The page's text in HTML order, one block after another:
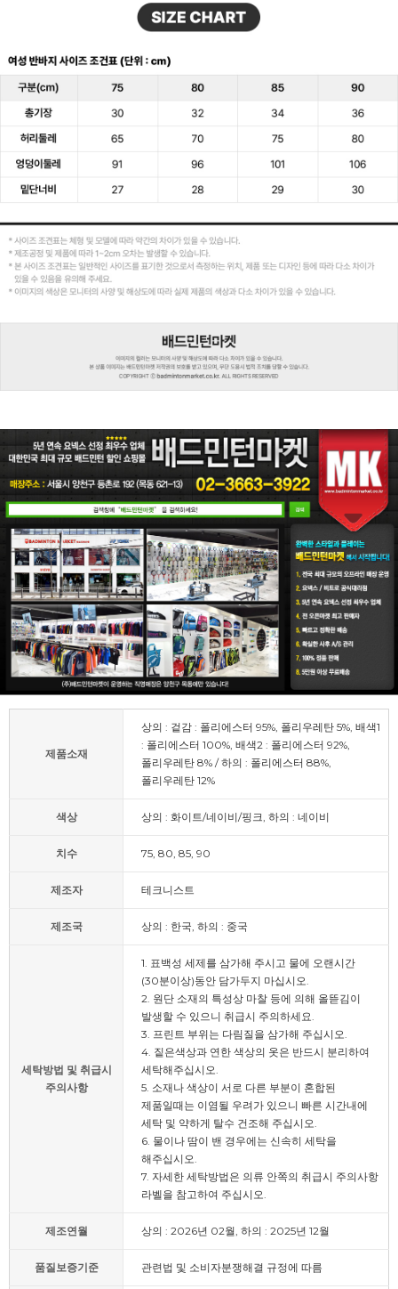
제품소재
상의 : 겉감 : 폴리에스터 95%, 폴리우레탄 5%, 배색1
: 폴리에스터 100%, 배색2 : 폴리에스터 92%,
폴리우레탄 8% / 하의 : 폴리에스터 88%,
폴리우레탄 12%
색상 상의 : 화이트/네이비/핑크, 하의 : 네이비
치수 75, 80, 85, 90
제조자 테크니스트
제조국 상의 : 한국, 하의 : 중국
세탁방법 및 취급시
주의사항
1. 표백성 세제를 삼가해 주시고 물에 오랜시간
(30분이상)동안 담가두지 마십시오.
2. 원단 소재의 특성상 마찰 등에 의해 올뜯김이
발생할 수 있으니 취급시 주의하세요.
3. 프린트 부위는 다림질을 삼가해 주십시오.
4. 짙은색상과 연한 색상의 옷은 반드시 분리하여
세탁해주십시오.
5. 소재나 색상이 서로 다른 부분이 혼합된
제품일때는 이염될 우려가 있으니 빠른 시간내에
세탁 및 약하게 탈수 건조해 주십시오.
6. 물이나 땀이 밴 경우에는 신속히 세탁을
해주십시오.
7. 자세한 세탁방법은 의류 안쪽의 취급시 주의사항
라벨을 참고하여 주십시오.
제조연월 상의 : 2026년 02월, 하의 : 2025년 12월
품질보증기준 관련법 및 소비자분쟁해결 규정에 따름